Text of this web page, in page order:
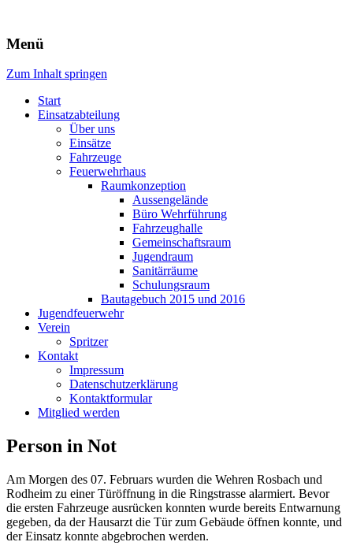
Freiwillige Feuerwehr Rodheim
v.d.H.
Menü
Zum Inhalt springen
Start
Einsatzabteilung
Über uns
Einsätze
Fahrzeuge
Feuerwehrhaus
Raumkonzeption
Aussengelände
Büro Wehrführung
Fahrzeughalle
Gemeinschaftsraum
Jugendraum
Sanitärräume
Schulungsraum
Bautagebuch 2015 und 2016
Jugendfeuerwehr
Verein
Spritzer
Kontakt
Impressum
Datenschutzerklärung
Kontaktformular
Mitglied werden
Person in Not
Am Morgen des 07. Februars wurden die Wehren Rosbach und
Rodheim zu einer Türöffnung in die Ringstrasse alarmiert. Bevor
die ersten Fahrzeuge ausrücken konnten wurde bereits Entwarnung
gegeben, da der Hausarzt die Tür zum Gebäude öffnen konnte, und
der Einsatz konnte abgebrochen werden.